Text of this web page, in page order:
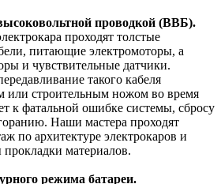
проводкой (ВВБ).
проходят толстые
питающие электромоторы, а
и чувствительные датчики.
такого кабеля
или строительным ножом во время
к фатальной ошибке системы, сбросу
Наши мастера проходят
по архитектуре электрокаров и
материалов.
режима батареи.